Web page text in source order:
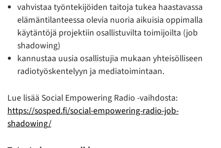
vahvistaa työntekijöiden taitoja tukea haastavassa
elämäntilanteessa olevia nuoria aikuisia oppimalla
käytäntöjä projektiin osallistuvilta toimijoilta (job
shadowing)
kannustaa uusia osallistujia mukaan yhteisölliseen
radiotyöskentelyyn ja mediatoimintaan.
Lue lisää Social Empowering Radio -vaihdosta:
https://sosped.fi/social-empowering-radio-job-
shadowing/